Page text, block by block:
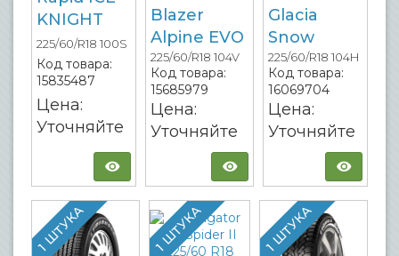
KNIGHT
225/60/R18 100S
Код товара:
15835487
Цена:
Уточняйте
Blazer
Alpine EVO
225/60/R18 104V
Код товара:
15685979
Цена:
Уточняйте
Glacia
Snow
225/60/R18 104H
Код товара:
16069704
Цена:
Уточняйте
1 ШТУКА 1 ШТУКА 1 ШТУКА